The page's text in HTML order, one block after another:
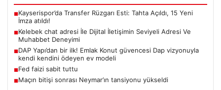
■Kayserispor’da Transfer Rüzgarı Esti: Tahta Açıldı, 15 Yeni
İmza atıldı!
■Kelebek chat adresi İle Dijital İletişimin Seviyeli Adresi Ve
Muhabbet Deneyimi
■DAP Yapı’dan bir ilk! Emlak Konut güvencesi Dap vizyonuyla
kendi kendini ödeyen ev modeli
■Fed faizi sabit tuttu
■Maçın bitişi sonrası Neymar’ın tansiyonu yükseldi